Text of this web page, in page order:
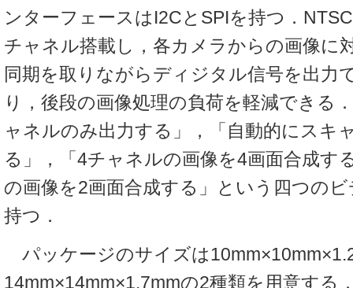
ンターフェースはI2CとSPIを持つ．
チャネル搭載し，各カメラからの画像に
同期を取りながらディジタル信号を出力
り，後段の画像処理の負荷を軽減できる
ャネルのみ出力する」，「自動的にスキ
る」，「4チャネルの画像を4画面合成す
の画像を2画面合成する」という四つの
持つ．
パッケージのサイズは
14mm×14mm×1.7mmの2種類を用意する